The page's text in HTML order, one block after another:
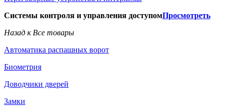
Системы контроля и управления доступомПросмотреть
Назад к Все товары
Автоматика распашных ворот
Биометрия
Доводчики дверей
Замки